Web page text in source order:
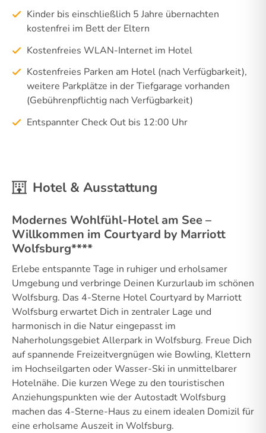
Kinder bis einschließlich 5 Jahre übernachten
kostenfrei im Bett der Eltern
Kostenfreies WLAN-Internet im Hotel
Kostenfreies Parken am Hotel (nach Verfügbarkeit),
weitere Parkplätze in der Tiefgarage vorhanden
(Gebührenpflichtig nach Verfügbarkeit)
Entspannter Check Out bis 12:00 Uhr
Hotel & Ausstattung
Modernes Wohlfühl-Hotel am See –
Willkommen im Courtyard by Marriott
Wolfsburg****
Erlebe entspannte Tage in ruhiger und erholsamer
Umgebung und verbringe Deinen Kurzurlaub im schönen
Wolfsburg. Das 4-Sterne Hotel Courtyard by Marriott
Wolfsburg erwartet Dich in zentraler Lage und
harmonisch in die Natur eingepasst im
Naherholungsgebiet Allerpark in Wolfsburg. Freue Dich
auf spannende Freizeitvergnügen wie Bowling, Klettern
im Hochseilgarten oder Wasser-Ski in unmittelbarer
Hotelnähe. Die kurzen Wege zu den touristischen
Anziehungspunkten wie der Autostadt Wolfsburg
machen das 4-Sterne-Haus zu einem idealen Domizil für
eine erholsame Auszeit in Wolfsburg.